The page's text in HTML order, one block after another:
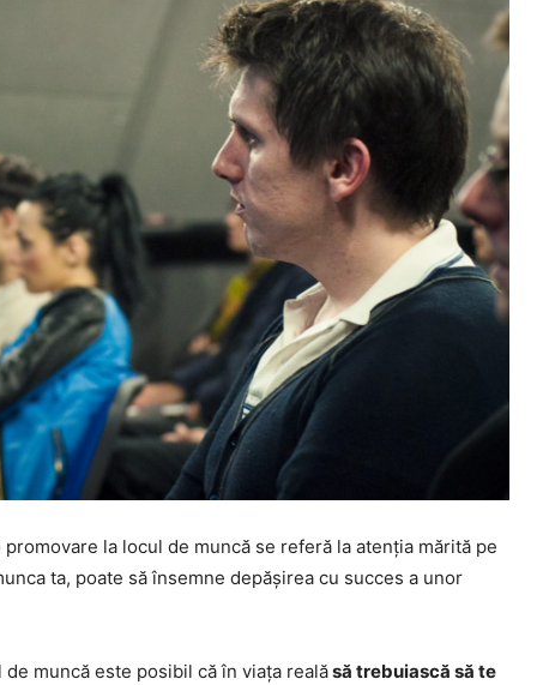
la locul de muncă se referă la atenția mărită pe
ta, poate să însemne depășirea cu succes a unor
muncă este posibil că în viața realăsă trebuiască să te